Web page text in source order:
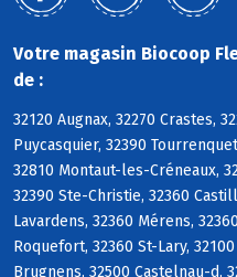
Votre magasin Biocoop
de :
32120 Augnax, 32270 Crastes,
Puycasquier, 32390
32810 Montaut-les-Créneaux,
32390 Ste-Christie, 32360
Lavardens, 32360 Mérens,
Roquefort, 32360 St-Lary,
Brugnens, 32500 Castelnau-d,